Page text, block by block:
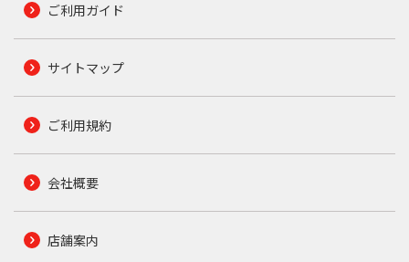
ご利用ガイド
サイトマップ
ご利用規約
会社概要
店舗案内